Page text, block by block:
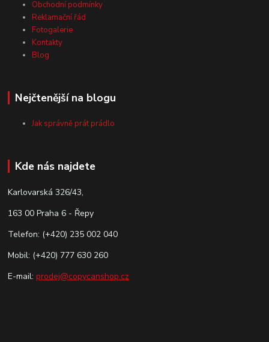
Obchodní podmínky
Reklamační řád
Fotogalerie
Kontakty
Blog
Nejčtenější na blogu
Jak správně prát prádlo
Kde nás najdete
Karlovarská 326/43,
163 00 Praha 6 - Řepy
Telefon: (+420) 235 002 040
Mobil: (+420) 777 630 260
E-mail: prodej@copycanshop.cz